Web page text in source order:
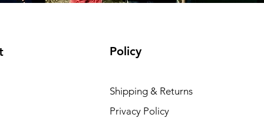
Policy
Shipping & Returns
Privacy Policy